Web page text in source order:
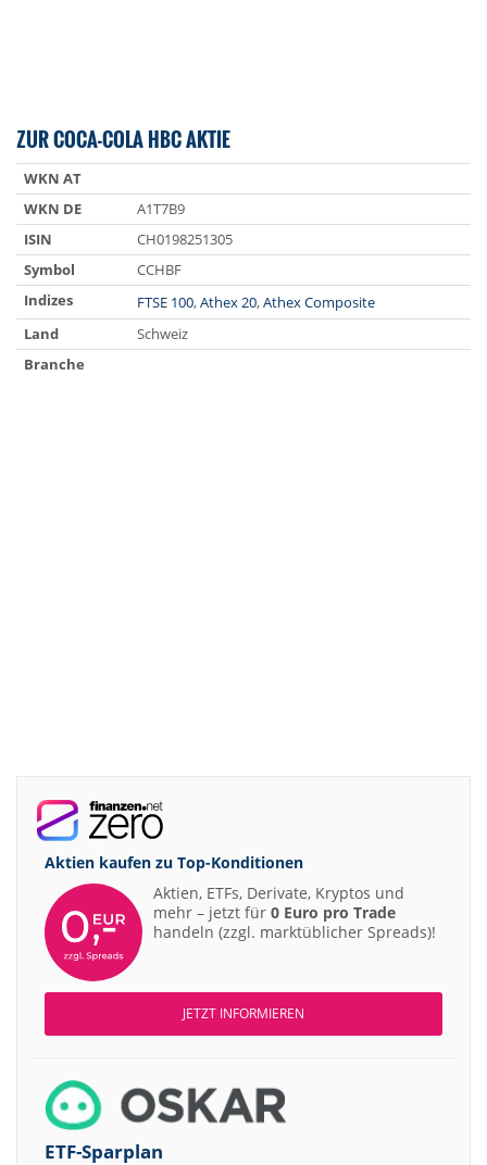
ZUR COCA-COLA HBC AKTIE
WKN AT
WKN DE
A1T7B9
ISIN
CH0198251305
Symbol
CCHBF
Indizes
FTSE 100,Athex 20,Athex Composite
Land
Schweiz
Branche
Aktien kaufen zu Top-Konditionen
Aktien, ETFs, Derivate, Kryptos und
mehr – jetzt für 0 Euro pro Trade
handeln (zzgl. marktüblicher Spreads)!
JETZT INFORMIEREN
ETF-Sparplan